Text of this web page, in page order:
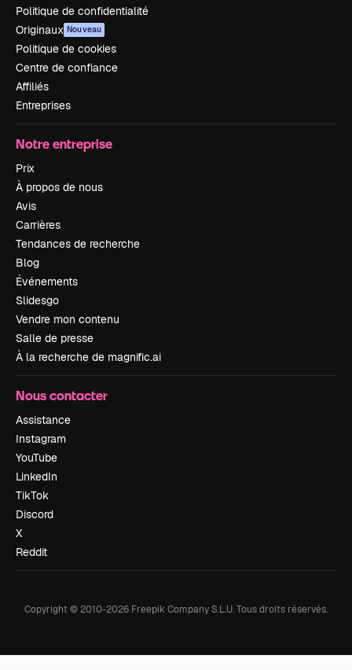
Politique de confidentialité
Originaux Nouveau
Politique de cookies
Centre de confiance
Affiliés
Entreprises
Notre entreprise
Prix
À propos de nous
Avis
Carrières
Tendances de recherche
Blog
Événements
Slidesgo
Vendre mon contenu
Salle de presse
À la recherche de magnific.ai
Nous contacter
Assistance
Instagram
YouTube
LinkedIn
TikTok
Discord
X
Reddit
Copyright © 2010-2026 Freepik Company S.L.U.Tous droits réservés.